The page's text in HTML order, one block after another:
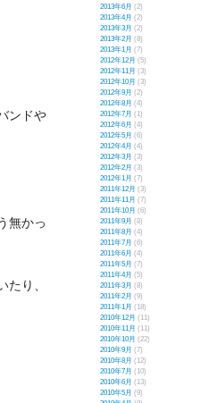
ンドや
無かっ
り、
2013年6月 (2)
2013年4月 (2)
2013年3月 (2)
2013年2月 (8)
2013年1月 (7)
2012年12月 (5)
2012年11月 (3)
2012年10月 (3)
2012年9月 (2)
2012年8月 (4)
2012年7月 (1)
2012年6月 (4)
2012年5月 (6)
2012年4月 (4)
2012年3月 (3)
2012年2月 (3)
2012年1月 (7)
2011年12月 (3)
2011年11月 (7)
2011年10月 (6)
2011年9月 (8)
2011年8月 (4)
2011年7月 (6)
2011年6月 (4)
2011年5月 (7)
2011年4月 (5)
2011年3月 (8)
2011年2月 (9)
2011年1月 (18)
2010年12月 (11)
2010年11月 (11)
2010年10月 (22)
2010年9月 (7)
2010年8月 (12)
2010年7月 (10)
2010年6月 (13)
2010年5月 (9)